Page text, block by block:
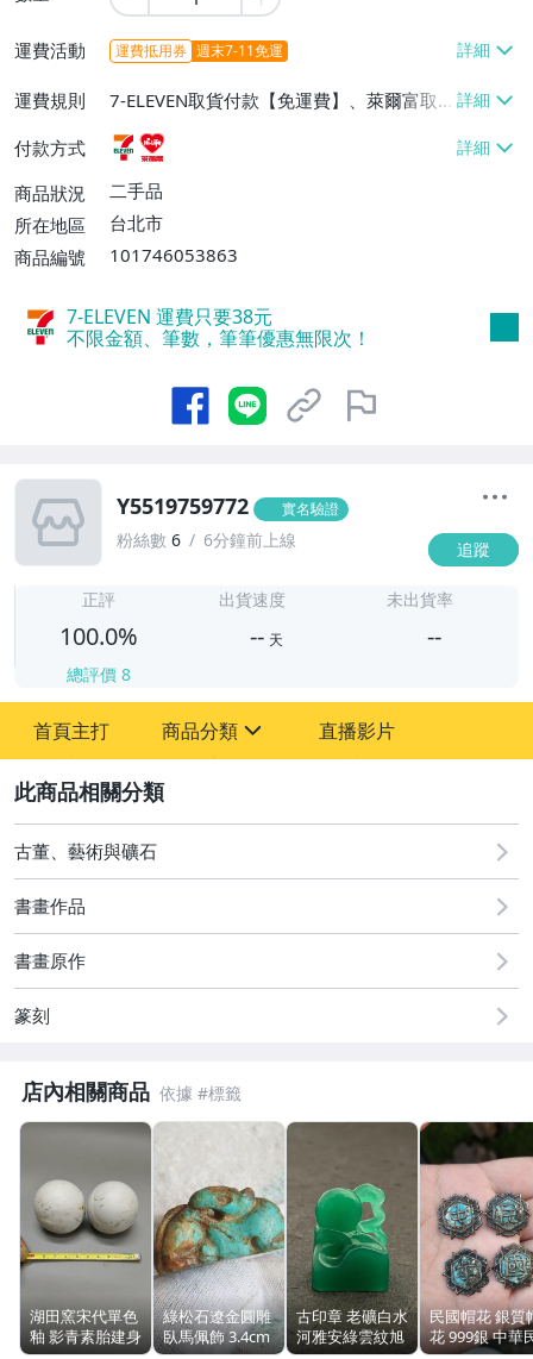
運費活動 運費抵用券 週末7-11免運
運費規則
7-ELEVEN取貨付款【免運費】、萊爾富取
貨付款【免運費】
付款方式
商品狀況
二手品
所在地區
台北市
商品編號
101746053863
7-ELEVEN 運費只要38元
不限金額、筆數，筆筆優惠無限次！
Y5519759772 實名驗證
粉絲數 6 6分鐘前上線 追蹤
正評
100.0%
總評價 8
出貨速度
-- 天
未出貨率
--
首頁主打 商品分類
圖書/影音/文具
手機、配件與通訊
居家、家具與園藝
偶像、球員卡與郵幣
女裝與服飾配件
男性精品與服飾
手錶與飾品配件
相機、攝影與周邊
直播影片
古董、藝術與礦石
書畫作品
書畫原作
篆刻
店內相關商品
湖田窯宋代單色
釉 影青素胎建身
綠松石遼金圓雕
臥馬佩飾 3.4cm
古印章 老礦白水
河雅安綠雲紋旭
民國帽花 銀質
花 999銀 中華